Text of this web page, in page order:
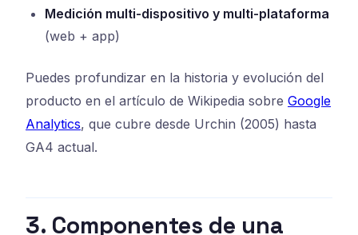
Medición multi-dispositivo y multi-plataforma
(web + app)
Puedes profundizar en la historia y evolución del
producto en el artículo de Wikipedia sobre Google
Analytics, que cubre desde Urchin (2005) hasta
GA4 actual.
3. Componentes de una